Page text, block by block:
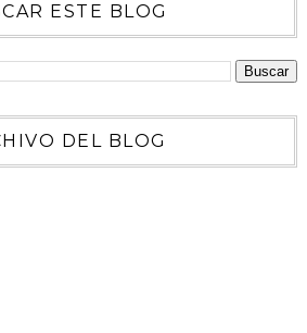
ESTE BLOG
DEL BLOG